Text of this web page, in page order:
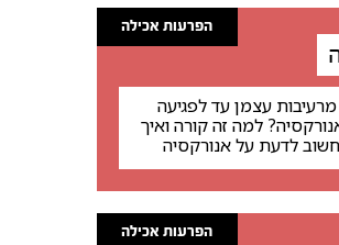
הפרעות אכילה
עצמן עד לפגיעה
למה זה קורה ואיך
לדעת על אנורקסיה
הפרעות אכילה